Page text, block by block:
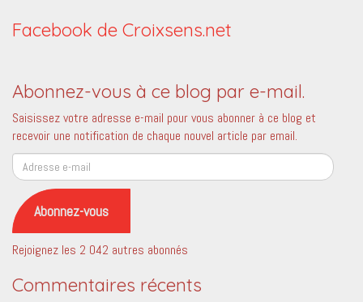
Facebook de Croixsens.net
Abonnez-vous à ce blog par e-mail.
Saisissez votre adresse e-mail pour vous abonner à ce blog et
recevoir une notification de chaque nouvel article par email.
Adresse
e-
mail
Abonnez-vous
Rejoignez les 2 042 autres abonnés
Commentaires récents